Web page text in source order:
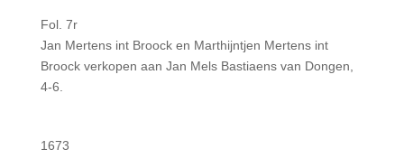
Fol. 7r
Jan Mertens int Broock en Marthijntjen Mertens int
Broock verkopen aan Jan Mels Bastiaens van Dongen,
4-6.
1673